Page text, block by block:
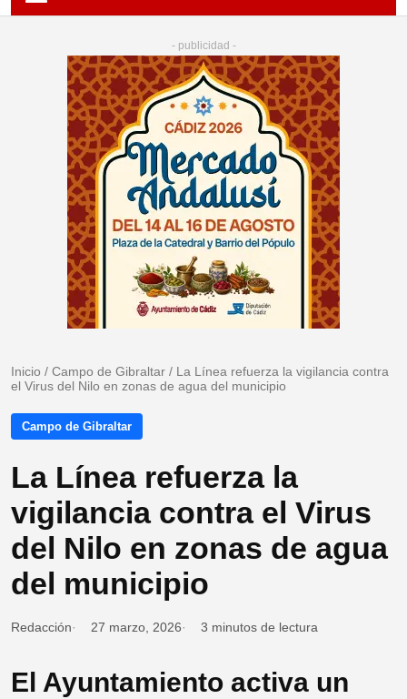
- publicidad -
Inicio / Campo de Gibraltar / La Línea refuerza la vigilancia contra
el Virus del Nilo en zonas de agua del municipio
Campo de Gibraltar
La Línea refuerza la
vigilancia contra el Virus
del Nilo en zonas de agua
del municipio
Redacción 27 marzo, 2026 3 minutos de lectura
El Ayuntamiento activa un